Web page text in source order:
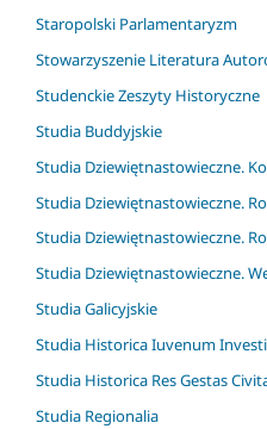
Staropolski Parlamentaryzm
Stowarzyszenie Literatura
Studenckie Zeszyty Historyczne
Studia Buddyjskie
Studia Dziewiętnastowieczne.
Studia Dziewiętnastowieczne.
Studia Dziewiętnastowieczne.
Studia Dziewiętnastowieczne.
Studia Galicyjskie
Studia Historica Iuvenum
Studia Historica Res Gestas
Studia Regionalia